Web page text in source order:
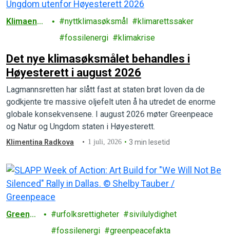
Klimaendri
nyttklimasøksmål
klimarettssaker
fossilenergi
klimakrise
Det nye klimasøksmålet behandles i
Høyesterett i august 2026
Lagmannsretten har slått fast at staten brøt loven da de
godkjente tre massive oljefelt uten å ha utredet de enorme
globale konsekvensene. I august 2026 møter Greenpeace
og Natur og Ungdom staten i Høyesterett.
Klimentina Radkova 1 juli, 2026 3 min lesetid
Greenp
urfolksrettigheter
sivilulydighet
fossilenergi
greenpeacefakta